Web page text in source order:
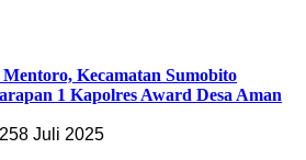
Kecamatan Sumobito
1 Kapolres Award Desa Aman
8 Juli 2025